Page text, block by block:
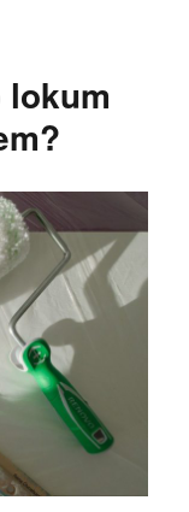
lokum